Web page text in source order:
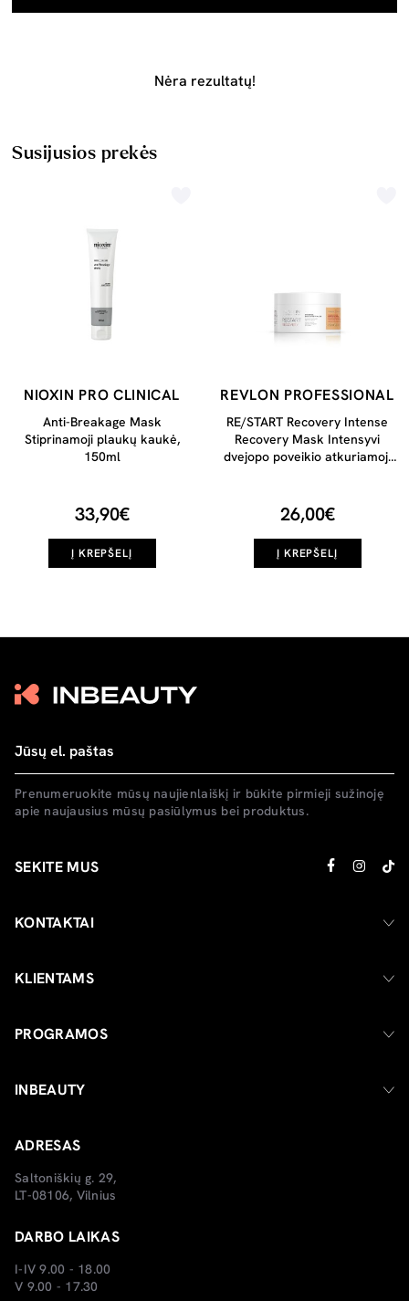
Nėra rezultatų!
Susijusios prekės
NIOXIN PRO CLINICAL
Anti-Breakage Mask
Stiprinamoji plaukų kaukė,
150ml
33,90€
Į KREPŠELĮ
REVLON PROFESSIONAL
RE/START Recovery Intense
Recovery Mask Intensyvi
dvejopo poveikio atkuriamoji
26,00€
Į KREPŠELĮ
Prenumeruokite mūsų naujienlaiškį ir būkite pirmieji sužinoję
apie naujausius mūsų pasiūlymus bei produktus.
SEKITE MUS
KONTAKTAI
KLIENTAMS
PROGRAMOS
INBEAUTY
ADRESAS
Saltoniškių g. 29,
LT-08106, Vilnius
DARBO LAIKAS
I-IV 9.00 - 18.00
V 9.00 - 17.30